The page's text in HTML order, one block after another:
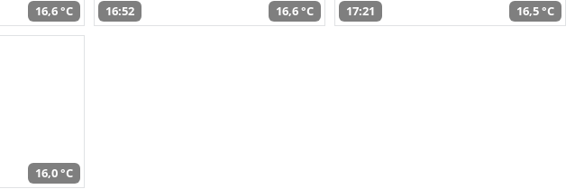
16,6 °C 16:52 16,6 °C 17:21 16,5 °C
16,0 °C